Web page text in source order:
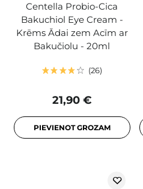
Centella Probio-Cica
Bakuchiol Eye Cream -
Krēms Ādai zem Acīm ar
Bakučiolu - 20ml
26
21,90 €
PIEVIENOT GROZAM